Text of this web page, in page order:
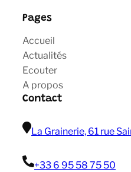
Pages
Accueil
Actualités
Ecouter
A propos
Contact
La Grainerie, 61 rue
+33 6 95 58 75 50